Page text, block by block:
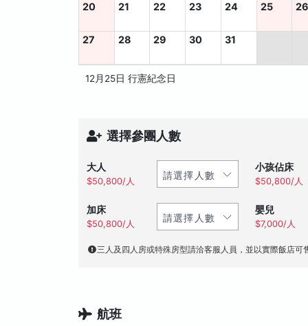
20 21 22 23 24 25
27 28 29 30 31
12月25日 行憲紀念日
選擇參團人數
大人
$50,800/人
小孩佔床
$50,800/人
加床
$50,800/人
嬰兒
$7,000/人
三人及四人房或特殊房型請洽客服人員，並以實際飯店可
航班